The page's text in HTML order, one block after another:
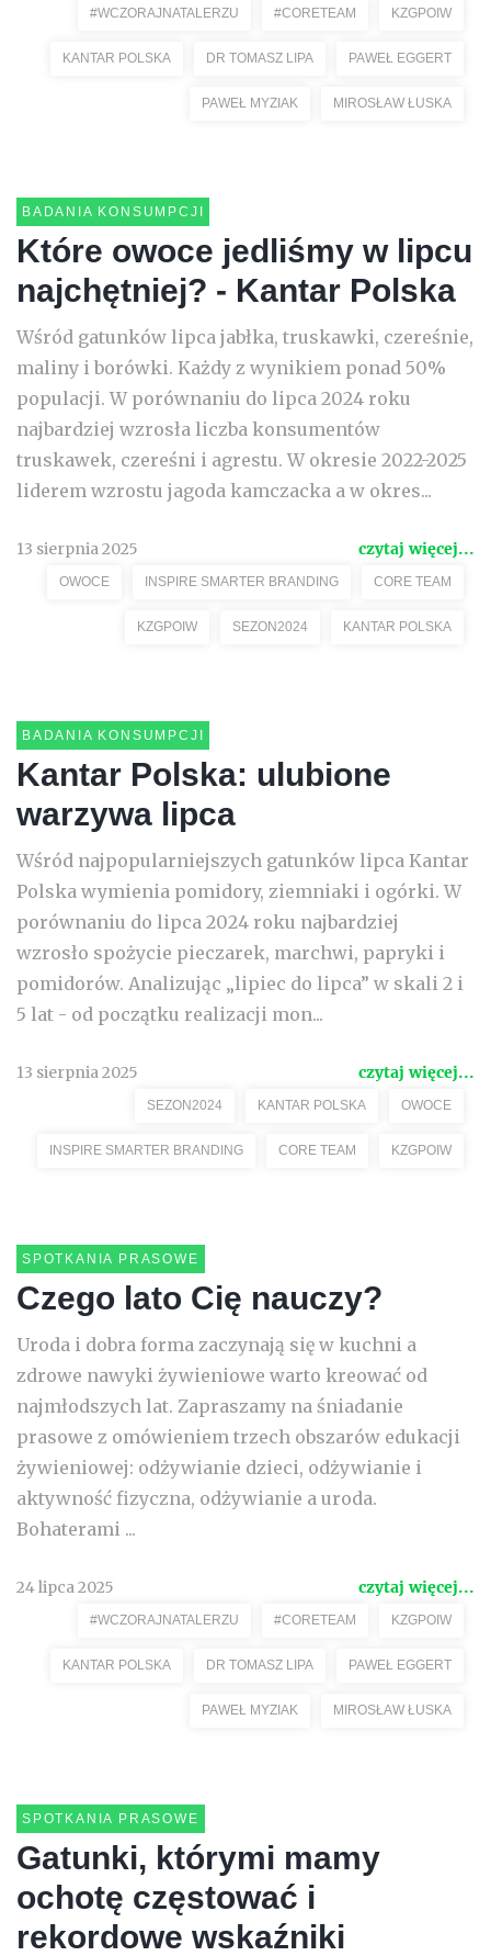
#WCZORAJNATALERZU #CORETEAM KZGPOIW
KANTAR POLSKA DR TOMASZ LIPA PAWEŁ EGGERT
PAWEŁ MYZIAK MIROSŁAW ŁUSKA
BADANIA KONSUMPCJI
Które owoce jedliśmy w lipcu
najchętniej? - Kantar Polska
Wśród gatunków lipca jabłka, truskawki, czereśnie,
maliny i borówki. Każdy z wynikiem ponad 50%
populacji. W porównaniu do lipca 2024 roku
najbardziej wzrosła liczba konsumentów
truskawek, czereśni i agrestu. W okresie 2022-2025
liderem wzrostu jagoda kamczacka a w okres...
13 sierpnia 2025 czytaj więcej...
OWOCE INSPIRE SMARTER BRANDING CORE TEAM
KZGPOIW SEZON2024 KANTAR POLSKA
BADANIA KONSUMPCJI
Kantar Polska: ulubione
warzywa lipca
Wśród najpopularniejszych gatunków lipca Kantar
Polska wymienia pomidory, ziemniaki i ogórki. W
porównaniu do lipca 2024 roku najbardziej
wzrosło spożycie pieczarek, marchwi, papryki i
pomidorów. Analizując „lipiec do lipca” w skali 2 i
5 lat - od początku realizacji mon...
13 sierpnia 2025 czytaj więcej...
SEZON2024 KANTAR POLSKA OWOCE
INSPIRE SMARTER BRANDING CORE TEAM KZGPOIW
SPOTKANIA PRASOWE
Czego lato Cię nauczy?
Uroda i dobra forma zaczynają się w kuchni a
zdrowe nawyki żywieniowe warto kreować od
najmłodszych lat. Zapraszamy na śniadanie
prasowe z omówieniem trzech obszarów edukacji
żywieniowej: odżywianie dzieci, odżywianie i
aktywność fizyczna, odżywianie a uroda.
Bohaterami ...
24 lipca 2025 czytaj więcej...
#WCZORAJNATALERZU #CORETEAM KZGPOIW
KANTAR POLSKA DR TOMASZ LIPA PAWEŁ EGGERT
PAWEŁ MYZIAK MIROSŁAW ŁUSKA
SPOTKANIA PRASOWE
Gatunki, którymi mamy
ochotę częstować i
rekordowe wskaźniki